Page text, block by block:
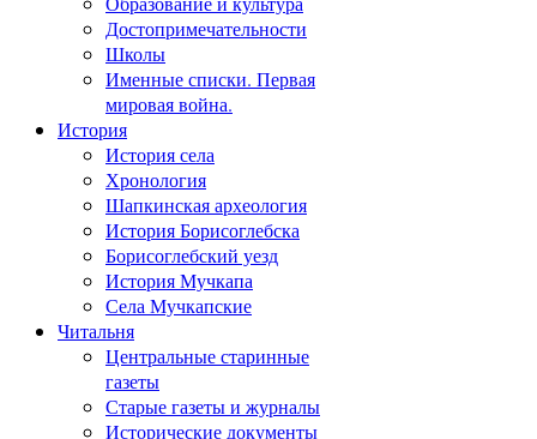
Достопримечательности
Школы
Именные списки. Первая
мировая война.
История
История села
Хронология
Шапкинская археология
История Борисоглебска
Борисоглебский уезд
История Мучкапа
Села Мучкапские
Читальня
Центральные старинные
газеты
Старые газеты и журналы
Исторические документы